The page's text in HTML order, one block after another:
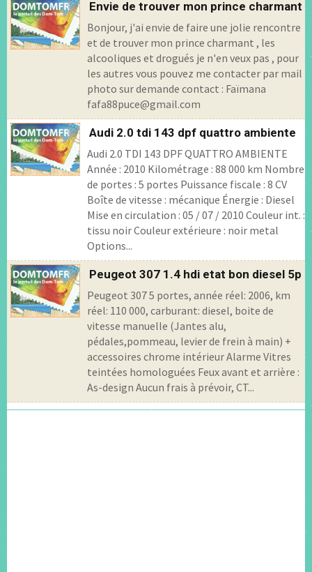
Envie de trouver mon prince charmant
Bonjour, j'ai envie de faire une jolie rencontre
et de trouver mon prince charmant , les
alcooliques et drogués je n'en veux pas , pour
les autres vous pouvez me contacter par mail
photo sur demande contact : Faïmana
fafa88puce@gmail.com
Audi 2.0 tdi 143 dpf quattro ambiente
Audi 2.0 TDI 143 DPF QUATTRO AMBIENTE
Année : 2010 Kilométrage : 88 000 km Nombre
de portes : 5 portes Puissance fiscale : 8 CV
Boîte de vitesse : mécanique Énergie : Diesel
Mise en circulation : 05 / 07 / 2010 Couleur int. :
tissu noir Couleur extérieure : noir metal
Options...
Peugeot 307 1.4 hdi etat bon diesel 5p
Peugeot 307 5 portes, année réel: 2006, km
réel: 110 000, carburant: diesel, boite de
vitesse manuelle (Jantes alu,
pédales,pommeau, levier de frein à main) +
accessoires chrome intérieur Alarme Vitres
teintées homologuées Feux avant et arrière :
As-design Aucun frais à prévoir, CT...